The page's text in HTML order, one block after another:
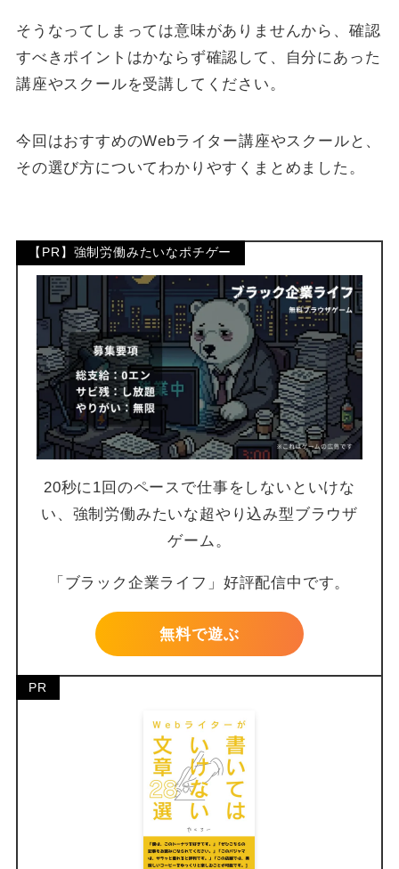
そうなってしまっては意味がありませんから、確認
すべきポイントはかならず確認して、自分にあった
講座やスクールを受講してください。
今回はおすすめのWebライター講座やスクールと、
その選び方についてわかりやすくまとめました。
【PR】強制労働みたいなポチゲー
20秒に1回のペースで仕事をしないといけな
い、強制労働みたいな超やり込み型ブラウザ
ゲーム。
「ブラック企業ライフ」好評配信中です。
無料で遊ぶ
PR